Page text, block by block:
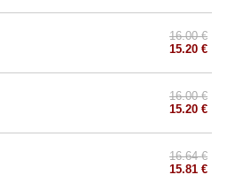
16.00 €
15.20 €
16.00 €
15.20 €
16.64 €
15.81 €